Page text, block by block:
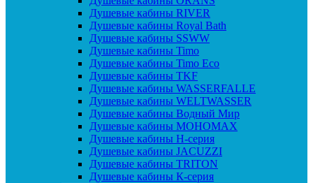
Душевые кабины RIVER
Душевые кабины Royal Bath
Душевые кабины SSWW
Душевые кабины Timo
Душевые кабины Timo Eco
Душевые кабины TKF
Душевые кабины WASSERFALLE
Душевые кабины WELTWASSER
Душевые кабины Водный Мир
Душевые кабины МОНОМАХ
Душевые кабины H-серия
Душевые кабины JACUZZI
Душевые кабины TRITON
Душевые кабины К-серия